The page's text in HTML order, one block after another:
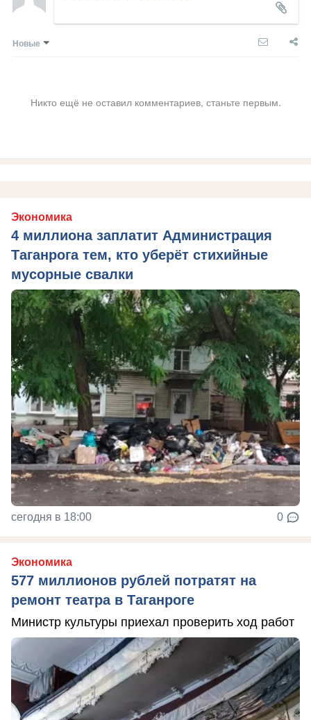
Новые
Никто ещё не оставил комментариев, станьте первым.
Экономика
4 миллиона заплатит Администрация
Таганрога тем, кто уберёт стихийные
мусорные свалки
сегодня в 18:00 0
Экономика
577 миллионов рублей потратят на
ремонт театра в Таганроге
Министр культуры приехал проверить ход работ